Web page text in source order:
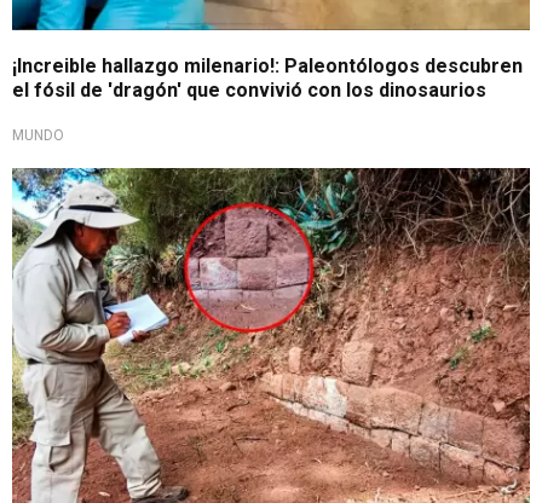
¡Increible hallazgo milenario!: Paleontólogos descubren
el fósil de 'dragón' que convivió con los dinosaurios
MUNDO
Vestigios del pasado